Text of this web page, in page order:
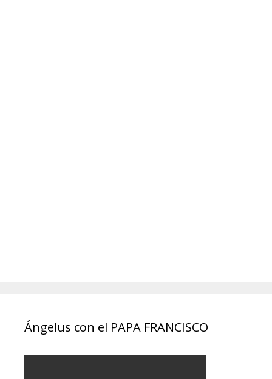
Ángelus con el PAPA FRANCISCO